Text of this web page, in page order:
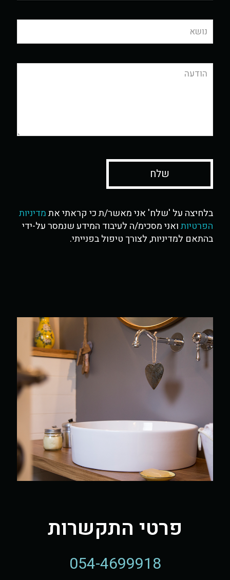
בלחיצה על 'שלח' אני מאשר/ת כי קראתי אתמדיניות
הפרטיותואני מסכימ/ה לעיבוד המידע שנמסר על-ידי
בהתאם למדיניות, לצורך טיפול בפנייתי.
פרטי התקשרות
054-4699918